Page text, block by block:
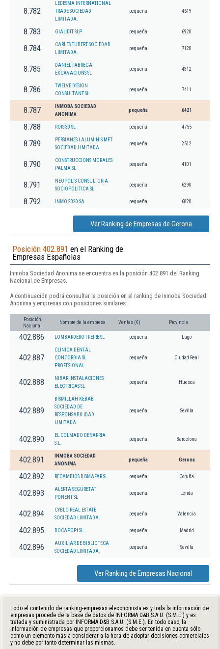
8.782
LEDESMA INTERNATIONAL
TRADE SOCIEDAD
LIMITADA.
pequeña 4619
8.783 GIAUDIT SLP. pequeña 6920
8.784
CARLES TUBERT SOCIEDAD
LIMITADA.
pequeña 7120
8.785
DANIEL FABREGA
EXCAVACIONS SL
pequeña 4312
8.786
TWELVE DESIGN
CONSULTANT SL.
pequeña 7411
8.787
INMOBA SOCIEDAD
ANONIMA
pequeña 6421
8.788 ROIS-30 SL pequeña 4755
8.789
PERSIANES I ALUMINIS MFT
SOCIEDAD LIMITADA.
pequeña 2512
8.790
CONSTRUCCIONS MORALES
PALMA SL
pequeña 4101
8.791
NEOPOLIS CONSULTORIA
SOCIOPOLITICA SL
pequeña 6290
8.792 INMO 2020 SA pequeña 6820
Ver Ranking de Empresas de Gerona
Posición 402.891 en el Ranking de
Empresas Españolas
Inmoba Sociedad Anonima se encuentra en la posición 402.891 del Ranking
Nacional de Empresas.
A continuación podrá consultar la posición en el ranking de Inmoba Sociedad
Anonima y empresas con posiciones similares:
Posición
Nacional
Nombre de la empresa Ventas (€) Provincia
402.886 LOMBARDERO FREIRE SL pequeña Lugo
402.887
CLINICA DENTAL
CONCORDIA SL
PROFESIONAL
pequeña Ciudad Real
402.888
NIBAR INSTALACIONES
ELECTRICAS SL
pequeña Huesca
402.889
BISMILLAH KEBAB
SOCIEDAD DE
RESPONSABILIDAD
LIMITADA.
pequeña Sevilla
402.890
EL COLMADO DE SARRIA
S.L.
pequeña Barcelona
402.891
INMOBA SOCIEDAD
ANONIMA
pequeña Gerona
402.892 RECAMBIOS DISMAFAR SL pequeña Coruña
402.893
ALERTA SEGURETAT
PONENT SL
pequeña Lérida
402.894
CYBLO REAL ESTATE
SOCIEDAD LIMITADA.
pequeña Valencia
402.895 BOCAPOPI SL. pequeña Madrid
402.896
AUXILIAR DE BIBLIOTECA
SOCIEDAD LIMITADA.
pequeña Sevilla
Ver Ranking de Empresas Nacional
Todo el contenido de ranking-empresas.eleconomista.es y toda la información de
empresas procede de la base de datos de INFORMA D&B S.A.U. (S.M.E.) y es
tratada y suministrada por INFORMA D&B S.A.U. (S.M.E.). En todo caso, la
información de empresas que proporcionamos debe ser tenida en cuenta sólo
como un elemento más a considerar a la hora de adoptar decisiones comerciales
y no debe por tanto determinar las mismas.